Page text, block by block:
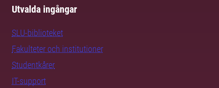
Utvalda ingångar
SLU-biblioteket
Fakulteter och institutioner
Studentkårer
IT-support